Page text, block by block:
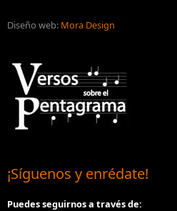
Diseño web: Mora Design
¡Síguenos y enrédate!
Puedes seguirnos a través de: